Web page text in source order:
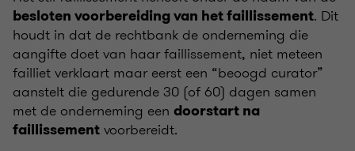
besloten voorbereiding van het faillissement. Dit
houdt in dat de rechtbank de onderneming die
aangifte doet van haar faillissement, niet meteen
failliet verklaart maar eerst een “beoogd curator”
aanstelt die gedurende 30 (of 60) dagen samen
met de onderneming een doorstart na
faillissement voorbereidt.